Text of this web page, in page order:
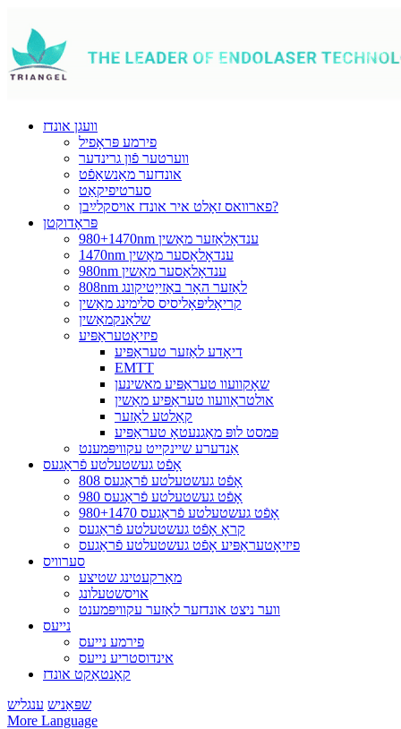
וועגן אונדז
פירמע פּראָפיל
ווערטער פֿון גרינדער
אונדזער מאַנשאַפֿט
סערטיפיקאַט
פארוואס זאָלט איר אונדז אויסקלײַבן?
פּראָדוקטן
980+1470nm ענדאָלאַזער מאַשין
1470nm ענדאָלאַסער מאַשין
980nm ענדאָלאַסער מאַשין
808nm לאַזער האָר באַזייַטיקונג
קריאָליפּאָליסיס סלימינג מאַשין
שלאַנקמאַשין
פיזיאָטעראַפּיע
דיאָדע לאַזער טעראַפּיע
EMTT
שאָקוועוו טעראַפּיע מאשינען
אולטראַוועוו טעראַפּיע מאַשין
קאַלטע לאַזער
פּמסט לופּ מאַגנעטאָ טעראַפּיע
אַנדערע שיינקייט עקוויפּמענט
אָפֿט געשטעלטע פֿראַגעס
808 אָפֿט געשטעלטע פֿראַגעס
980 אָפֿט געשטעלטע פֿראַגעס
980+1470 אָפֿט געשטעלטע פֿראַגעס
קראָ אָפֿט געשטעלטע פֿראַגעס
פיזיאָטעראַפּיע אָפֿט געשטעלטע פֿראַגעס
סערוויס
מאַרקעטינג שטיצע
אויסשטעלונג
ווער ניצט אונדזער לאַזער עקוויפּמענט
נייעס
פירמע נייעס
אינדוסטריע נייעס
קאָנטאַקט אונדז
שפּאַניש ענגליש
More Language